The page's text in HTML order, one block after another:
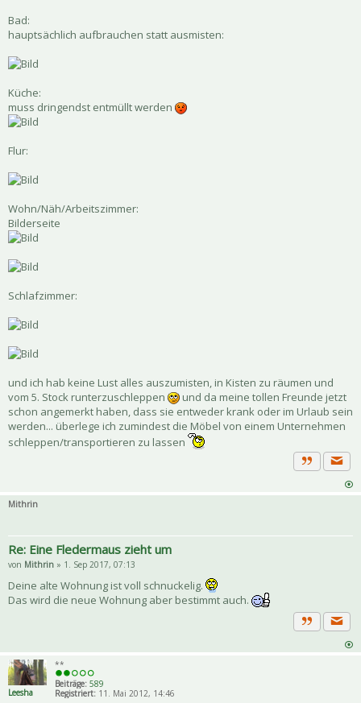
Bad:
hauptsächlich aufbrauchen statt ausmisten:
Küche:
muss dringendst entmüllt werden
Flur:
Wohn/Näh/Arbeitszimmer:
Bilderseite
Schlafzimmer:
und ich hab keine Lust alles auszumisten, in Kisten zu räumen und
vom 5. Stock runterzuschleppen
und da meine tollen Freunde jetzt
schon angemerkt haben, dass sie entweder krank oder im Urlaub sein
werden... überlege ich zumindest die Möbel von einem Unternehmen
schleppen/transportieren zu lassen
Zitat
Mithrin
Re: Eine Fledermaus zieht um
von Mithrin » 1. Sep 2017, 07:13
Deine alte Wohnung ist voll schnuckelig.
Das wird die neue Wohnung aber bestimmt auch.
Zitat
Leesha
**
Beiträge: 589
Registriert: 11. Mai 2012, 14:46